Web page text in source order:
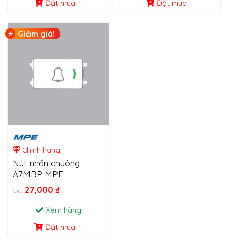
Đặt mua
Đặt mua
Giảm giá!
Chính hãng
Nút nhấn chuông
A7MBP MPE
Giá: 27,000 ₫
Xem hàng
Đặt mua